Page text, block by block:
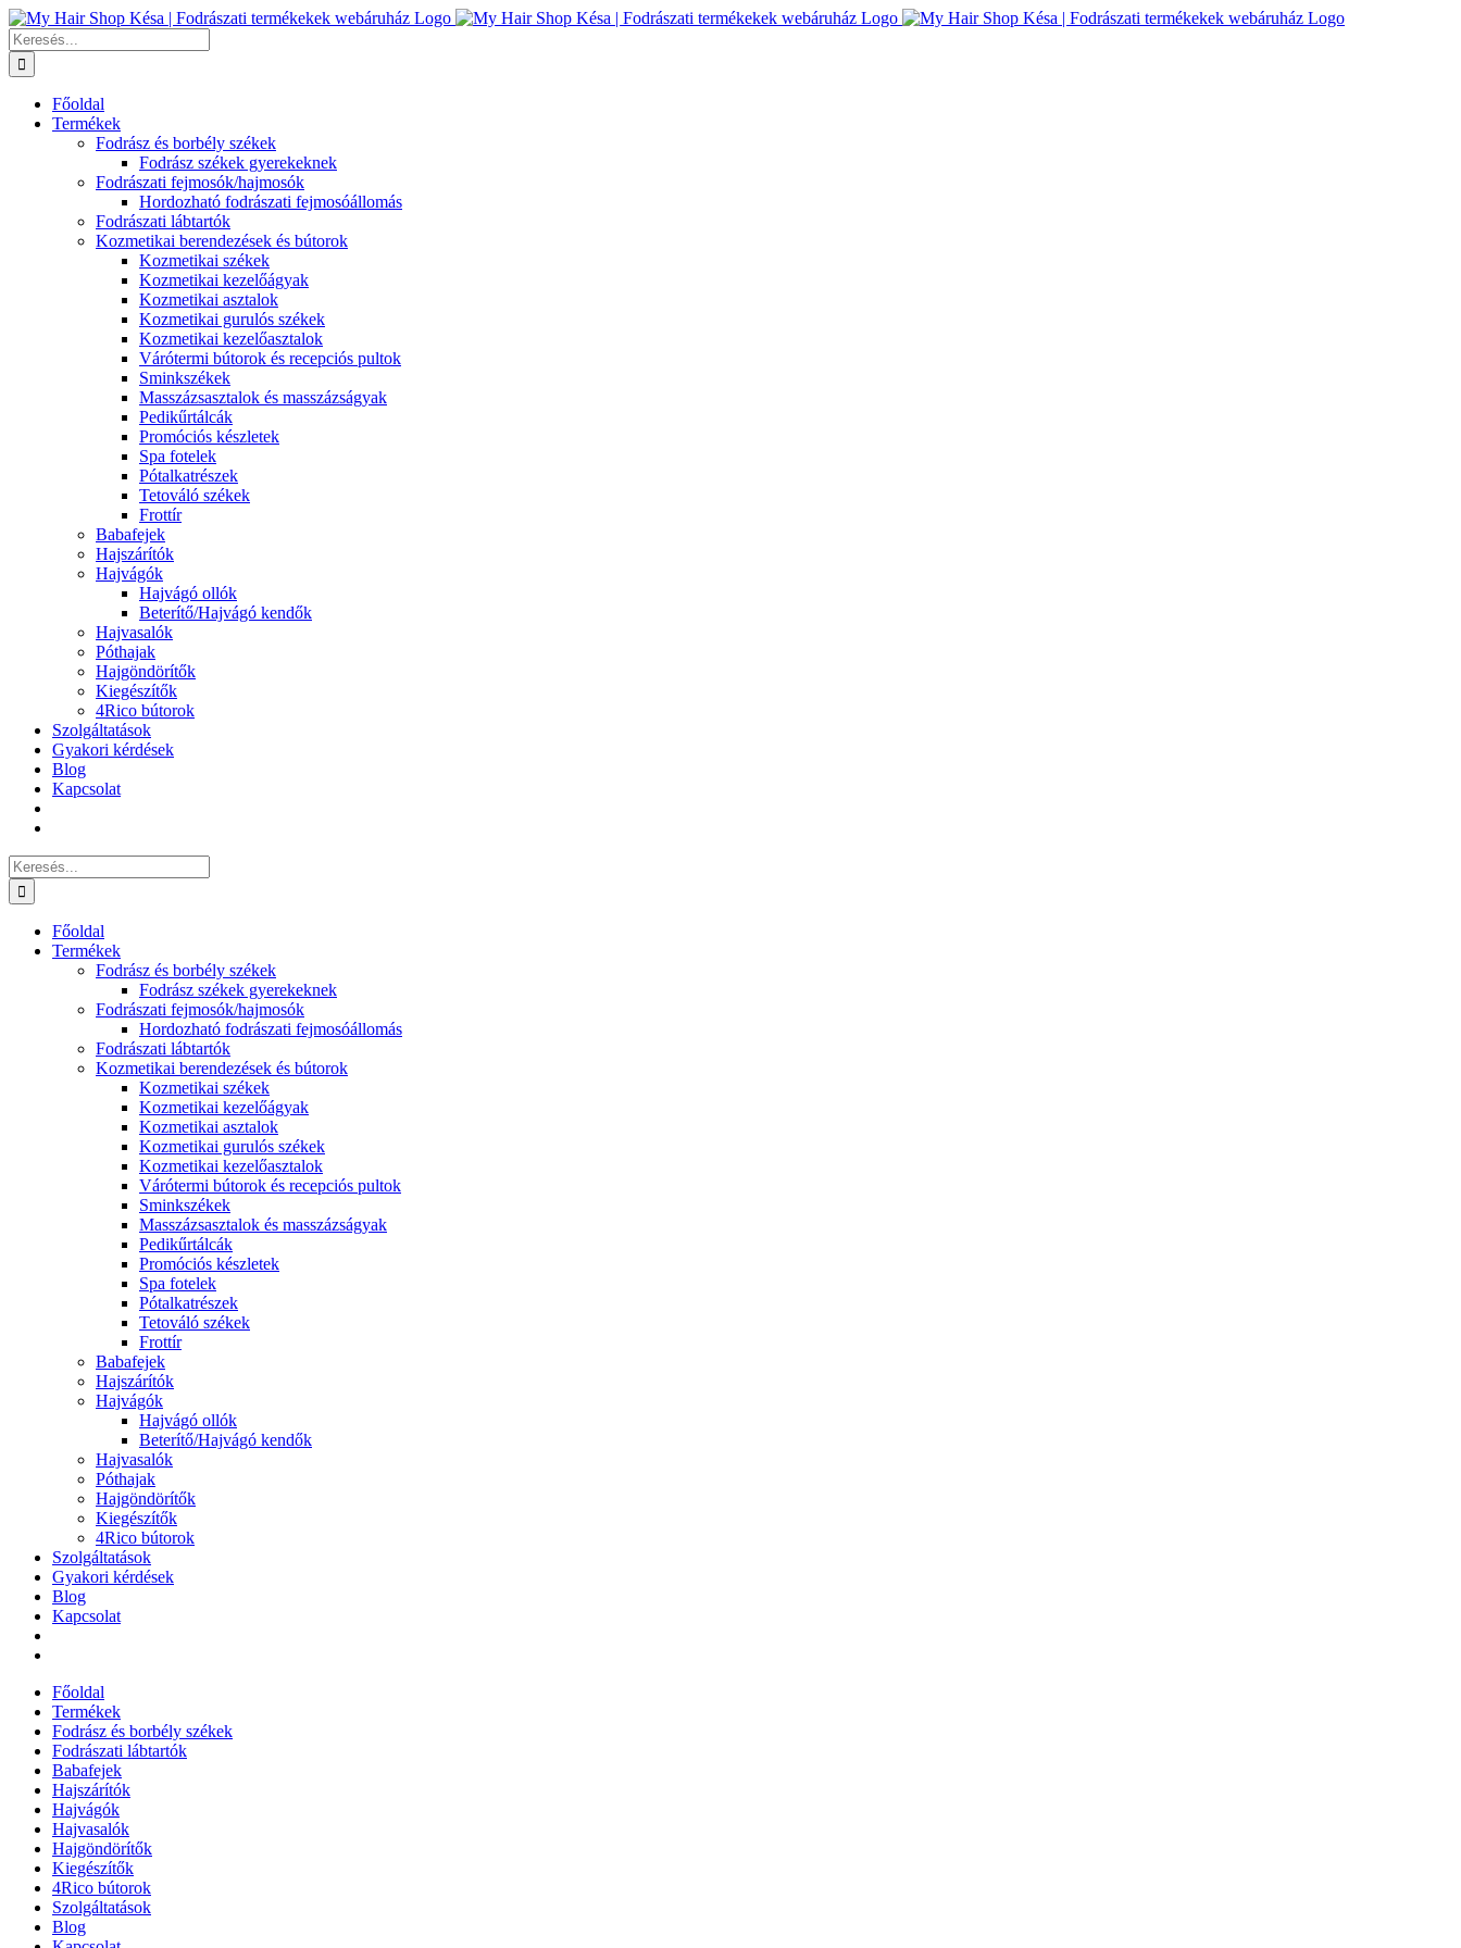
Kihagyás
Keresés...
Főoldal
Termékek
Fodrász és borbély székek
Fodrász székek gyerekeknek
Fodrászati fejmosók/hajmosók
Hordozható fodrászati fejmosóállomás
Fodrászati lábtartók
Kozmetikai berendezések és bútorok
Kozmetikai székek
Kozmetikai kezelőágyak
Kozmetikai asztalok
Kozmetikai gurulós székek
Kozmetikai kezelőasztalok
Várótermi bútorok és recepciós pultok
Sminkszékek
Masszázsasztalok és masszázságyak
Pedikűrtálcák
Promóciós készletek
Spa fotelek
Pótalkatrészek
Tetováló székek
Frottír
Babafejek
Hajszárítók
Hajvágók
Hajvágó ollók
Beterítő/Hajvágó kendők
Hajvasalók
Póthajak
Hajgöndörítők
Kiegészítők
4Rico bútorok
Szolgáltatások
Gyakori kérdések
Blog
Kapcsolat
Keresés...
Főoldal
Termékek
Fodrász és borbély székek
Fodrász székek gyerekeknek
Fodrászati fejmosók/hajmosók
Hordozható fodrászati fejmosóállomás
Fodrászati lábtartók
Kozmetikai berendezések és bútorok
Kozmetikai székek
Kozmetikai kezelőágyak
Kozmetikai asztalok
Kozmetikai gurulós székek
Kozmetikai kezelőasztalok
Várótermi bútorok és recepciós pultok
Sminkszékek
Masszázsasztalok és masszázságyak
Pedikűrtálcák
Promóciós készletek
Spa fotelek
Pótalkatrészek
Tetováló székek
Frottír
Babafejek
Hajszárítók
Hajvágók
Hajvágó ollók
Beterítő/Hajvágó kendők
Hajvasalók
Póthajak
Hajgöndörítők
Kiegészítők
4Rico bútorok
Szolgáltatások
Gyakori kérdések
Blog
Kapcsolat
Főoldal
Termékek
Fodrász és borbély székek
Fodrászati lábtartók
Babafejek
Hajszárítók
Hajvágók
Hajvasalók
Hajgöndörítők
Kiegészítők
4Rico bútorok
Szolgáltatások
Blog